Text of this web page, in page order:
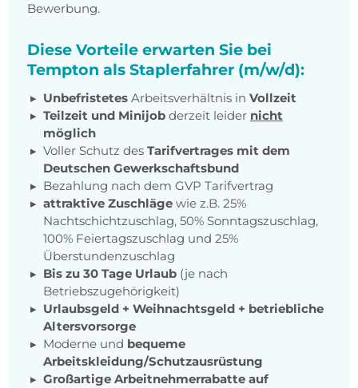
Bewerbung.
Diese Vorteile erwarten Sie bei
Tempton als Staplerfahrer (m/w/d):
Unbefristetes Arbeitsverhältnis in Vollzeit
Teilzeit und Minijob derzeit leider nicht
möglich
Voller Schutz des Tarifvertrages mit dem
Deutschen Gewerkschaftsbund
Bezahlung nach dem GVP Tarifvertrag
attraktive Zuschläge wie z.B. 25%
Nachtschichtzuschlag, 50% Sonntagszuschlag,
100% Feiertagszuschlag und 25%
Überstundenzuschlag
Bis zu 30 Tage Urlaub (je nach
Betriebszugehörigkeit)
Urlaubsgeld + Weihnachtsgeld + betriebliche
Altersvorsorge
Moderne und bequeme
Arbeitskleidung/Schutzausrüstung
Großartige Arbeitnehmerrabatte auf